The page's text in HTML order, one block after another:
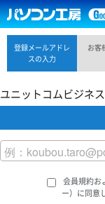
登録メールアドレ
スの入力
お客
ユニットコムビジネ
会員規約お
ー）に同意